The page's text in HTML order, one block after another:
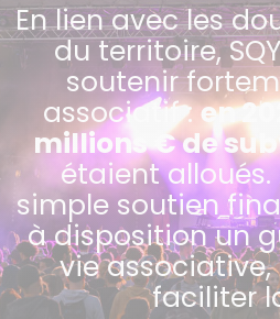
En lien avec les
du territoire,
soutenir
associatif :en
millions € de
étaient
simple soutien
à disposition un
vie
faciliter